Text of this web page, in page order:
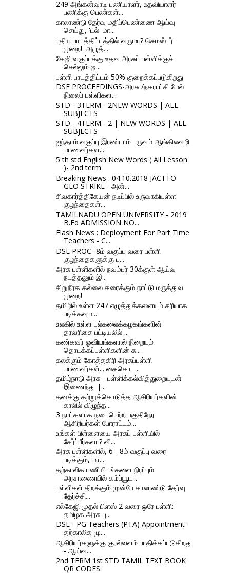
249 அங்கன்வாடி பணியாளர், உதவியாளர்
பணிக்கு பெண்கள்...
காலாண்டு தேர்வு மதிப்பெண்ணை ஆய்வு
செய்து, 'டல்' மா...
புதிய பாடத்திட்டத்தில் வருமா? செமஸ்டர்
முறை! அழுத்...
கேஜி வகுப்புக்கு உதவ அரசுப் பள்ளிக்குச்
செல்லும் ஜ...
பள்ளி பாடத்திட்டம் 50% குறைக்கப்படுகிறது
DSE PROCEEDINGS-அரசு /நகராட்சி மேல்
நிலைப் பள்ளிகள...
STD - 3TERM - 2NEW WORDS | ALL
SUBJECTS
STD - 4TERM - 2 | NEW WORDS | ALL
SUBJECTS
ஐந்தாம் வகுப்பு இரண்டாம் பருவம் ஆங்கிலவழி
மாணவர்கள...
5 th std English New Words ( All Lesson
)- 2nd term
Breaking News : 04.10.2018 JACTTO
GEO STRIKE - அன்...
சிவகார்த்திகேயன் நடிப்பில் உருவாகியுள்ள
குழந்தைகள்...
TAMILNADU OPEN UNIVERSITY - 2019
B.Ed ADMISSION NO...
Flash News : Deployment For Part Time
Teachers - C...
DSE PROC -8ம் வகுப்பு வரை பள்ளி
குழந்தைகளுக்கு பு...
அரசு பள்ளிகளில் நவம்பர் 30க்குள் ஆய்வு
நடத்தனும் இ...
சிறுநீரக கல்லை கரைக்கும் நாட்டு மருத்துவ
முறை!
தமிழில் உள்ள 247 எழுத்துக்களையும் சரியாக
படிக்கவும...
உலகில் உள்ள பல்கலைக்கழகங்களின்
தரவரிசை பட்டியலில் ...
கண்கவர் ஓவியங்களால் நிறையும்
தொடக்கப்பள்ளிகளின் சு...
கலக்கும் கோத்தகிரி அரசுப்பள்ளி
மாணவர்கள்... கைகொட...
தமிழ்நாடு அரசு - பள்ளிக்கல்வித்துறையுடன்
இணைந்து |...
தனக்கு கற்றுக்கொடுத்த ஆசிரியர்களின்
காலில் விழுந்த...
3 நாட்களாக நடைபெற்ற பகுதிநேர
ஆசிரியர்கள் போராட்டம்...
உங்கள் பிள்ளையை அரசுப் பள்ளியில்
சேர்ப்பீர்களா? வி...
அரசு பள்ளிகளில், 6 - 8ம் வகுப்பு வரை
படிக்கும், மா...
தற்காலிக பணியிடங்களை நிரப்பும்
அரசாணையில் கம்ப்யூட...
பள்ளிகள் திறக்கும் முன்பே காலாண்டு தேர்வு
தேர்ச்சி...
எல்கேஜி முதல் பிளஸ் 2 வரை ஒரே பள்ளி:
தமிழக அரசு பு...
DSE - PG Teachers (PTA) Appointment -
தற்காலிக மு...
ஆசிரியர்களுக்கு குரல்வளம் பாதிக்கப்படுகிறது
- ஆய்வ...
2nd TERM 1st STD TAMIL TEXT BOOK
QR CODES.